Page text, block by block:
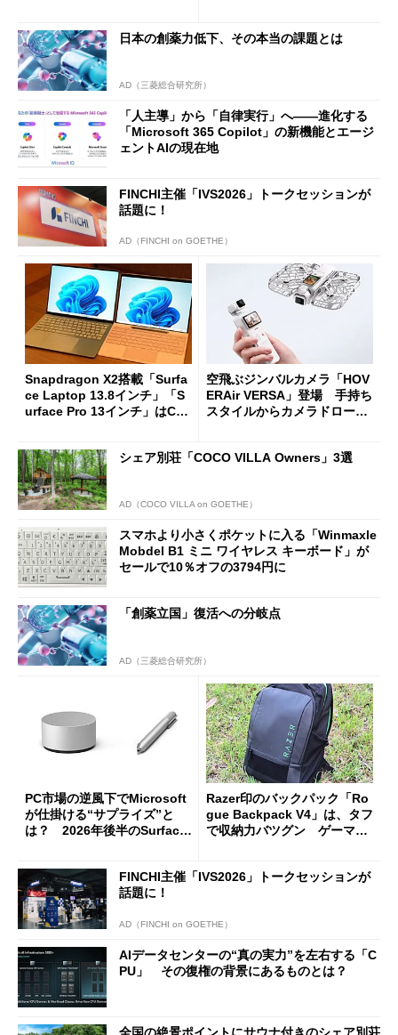
日本の創薬力低下、その本当の課題とは
AD（三菱総合研究所）
「人主導」から「自律実行」へ――進化する
「Microsoft 365 Copilot」の新機能とエージ
ェントAIの現在地
FINCHI主催「IVS2026」トークセッションが
話題に！
AD（FINCHI on GOETHE）
Snapdragon X2搭載「Surfa
ce Laptop 13.8インチ」「S
urface Pro 13インチ」はCop
た
空飛ぶジンバルカメラ「HOV
ERAir VERSA」登場 手持ち
スタイルからカメラドローン
シェア別荘「COCO VILLA Owners」3選
AD（COCO VILLA on GOETHE）
スマホより小さくポケットに入る「Winmaxle
Mobdel B1 ミニ ワイヤレス キーボード」が
セールで10％オフの3794円に
「創薬立国」復活への分岐点
AD（三菱総合研究所）
PC市場の逆風下でMicrosoft
が仕掛ける“サプライズ”と
は？ 2026年後半のSurface
Razer印のバックパック「Ro
gue Backpack V4」は、タフ
で収納力バツグン ゲーマー
FINCHI主催「IVS2026」トークセッションが
話題に！
AD（FINCHI on GOETHE）
AIデータセンターの“真の実力”を左右する「C
PU」 その復権の背景にあるものとは？